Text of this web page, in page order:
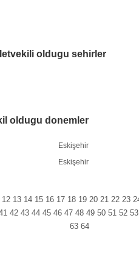
oldugu sehirler
oldugu donemler
Eskişehir
Eskişehir
12 13 14 15 16 17 18 19 20 21 22 23
42 43 44 45 46 47 48 49 50 51 52 53
63 64